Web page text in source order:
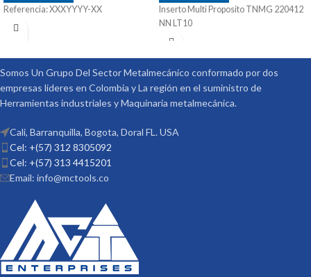
Referencia: XXXYYYY-XX
Inserto Multi Proposito TNMG 220412
NN LT10
Somos Un Grupo Del Sector Metalmecánico conformado por dos
empresas lideres en Colombia y La región en el suministro de
Herramientas industriales y Maquinaria metalmecánica.
Cali, Barranquilla, Bogota, Doral FL. USA
Cel: +(57) 312 8305092
Cel: +(57) 313 4415201
Email: info@mctools.co